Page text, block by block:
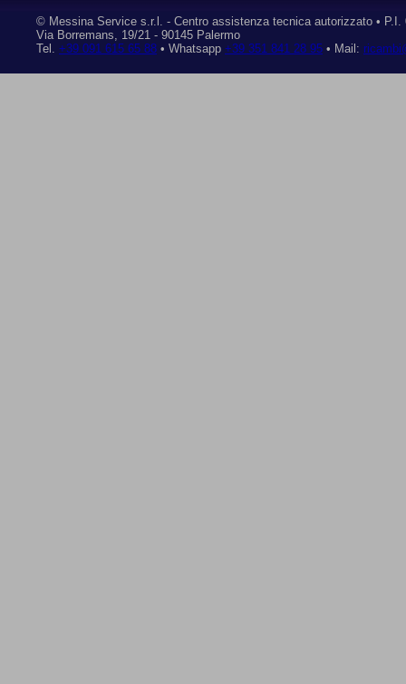
© Messina Service s.r.l. - Centro assistenza tecnica autorizzato • P.I.
Via Borremans, 19/21 - 90145 Palermo
Tel. +39 091 615 65 88 • Whatsapp +39 351 841 28 95 • Mail: